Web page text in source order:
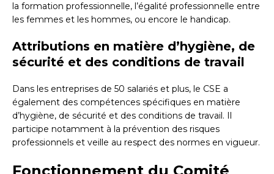
la formation professionnelle, l’égalité professionnelle entre
les femmes et les hommes, ou encore le handicap.
Attributions en matière d’hygiène, de
sécurité et des conditions de travail
Dans les entreprises de 50 salariés et plus, le CSE a
également des compétences spécifiques en matière
d’hygiène, de sécurité et des conditions de travail. Il
participe notamment à la prévention des risques
professionnels et veille au respect des normes en vigueur.